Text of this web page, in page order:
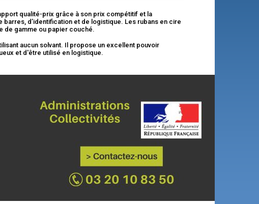
qualité-prix grâce à son prix compétitif et la
d’identification et de logistique. Les rubans en cire
de gamme ou papier couché.
aucun solvant. Il propose un excellent pouvoir
et d'être utilisé en logistique.